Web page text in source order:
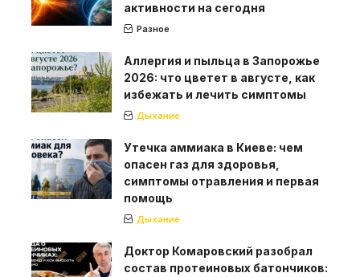
активности на сегодня
Разное
Аллергия и пыльца в Запорожье
2026: что цветет в августе, как
избежать и лечить симптомы
Дыхание
Утечка аммиака в Киеве: чем
опасен газ для здоровья,
симптомы отравления и первая
помощь
Дыхание
Доктор Комаровский разобрал
состав протеиновых батончиков: